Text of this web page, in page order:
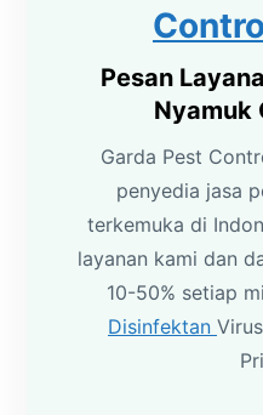
Pesan
Nyamuk
Garda Pest
penyedia jasa
terkemuka di
layanan kami dan
10-50% setiap
Disinfektan